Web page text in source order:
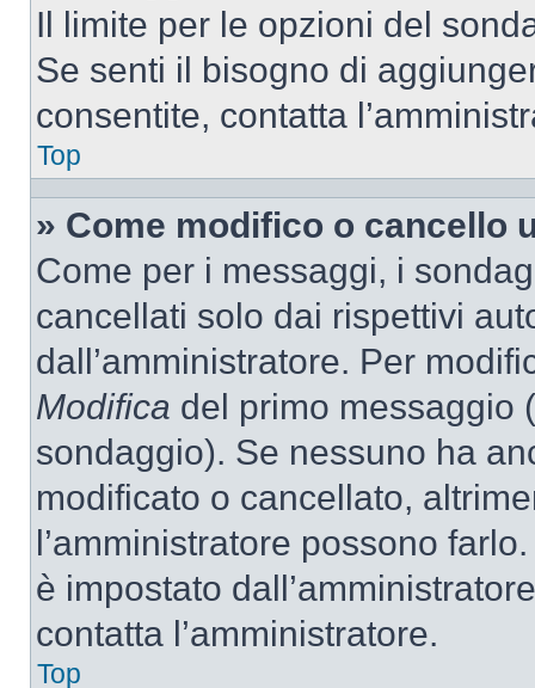
Il limite per le opzioni del
Se senti il bisogno di
consentite, contatta
Top
» Come modifico o cancello
Come per i messaggi, i
cancellati solo dai rispettivi
dall’amministratore. Per
Modifica del primo messaggio
sondaggio). Se nessuno ha
modificato o cancellato,
l’amministratore possono
è impostato
contatta l’amministratore.
Top